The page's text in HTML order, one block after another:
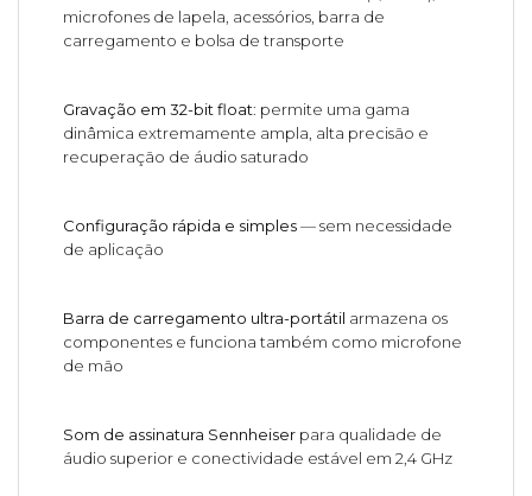
microfones de lapela, acessórios, barra de
carregamento e bolsa de transporte
Gravação em 32-bit float: permite uma gama
dinâmica extremamente ampla, alta precisão e
recuperação de áudio saturado
Configuração rápida e simples— sem necessidade
de aplicação
Barra de carregamento ultra-portátil armazena os
componentes e funciona também como microfone
de mão
Som de assinatura Sennheiser para qualidade de
áudio superior e conectividade estável em 2,4 GHz